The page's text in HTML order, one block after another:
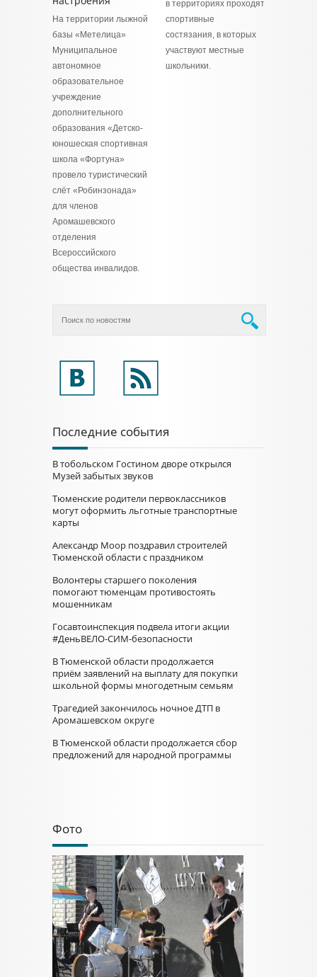
На территории лыжной
базы «Метелица»
Муниципальное
автономное
образовательное
учреждение
дополнительного
образования «Детско-
юношеская спортивная
школа «Фортуна»
провело туристический
слёт «Робинзонада»
для членов
Аромашевского
отделения
Всероссийского
общества инвалидов.
в территориях проходят
спортивные
состязания, в которых
участвуют местные
школьники.
Последние события
В тобольском Гостином дворе открылся
Музей забытых звуков
Тюменские родители первоклассников
могут оформить льготные транспортные
карты
Александр Моор поздравил строителей
Тюменской области с праздником
Волонтеры старшего поколения
помогают тюменцам противостоять
мошенникам
Госавтоинспекция подвела итоги акции
#ДеньВЕЛО-СИМ-безопасности
В Тюменской области продолжается
приём заявлений на выплату для покупки
школьной формы многодетным семьям
Трагедией закончилось ночное ДТП в
Аромашевском округе
В Тюменской области продолжается сбор
предложений для народной программы
Фото